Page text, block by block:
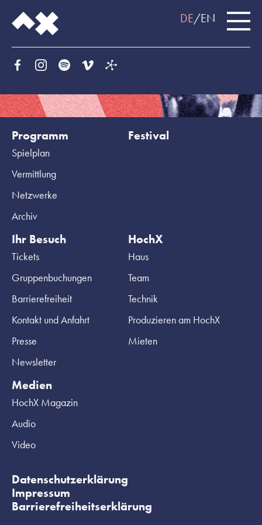
DE EN
Programm
Spielplan
Vermittlung
Netzwerke
Archiv
Festival
Ihr Besuch
Tickets
Gruppenbuchungen
Barrierefreiheit
Kontakt und Anfahrt
Presse
Newsletter
HochX
Haus
Team
Technik
Produzieren am HochX
Mieten
Medien
HochX Magazin
Audio
Video
Datenschutzerklärung
Impressum
Barrierefreiheitserklärung